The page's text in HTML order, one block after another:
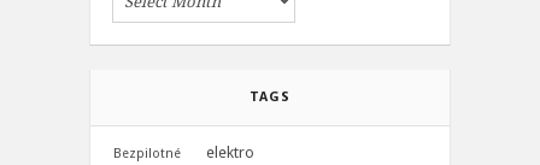
TAGS
Bezpilotné elektro